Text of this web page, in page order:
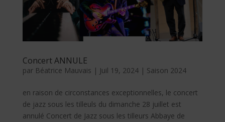
Concert ANNULE
par Béatrice Mauvais | Juil 19, 2024| Saison 2024
en raison de circonstances exceptionnelles, le concert
de jazz sous les tilleuls du dimanche 28 juillet est
annulé Concert de Jazz sous les tilleurs Abbaye de